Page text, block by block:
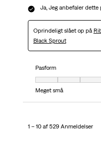
Ja, Jeg anbefaler dette
Oprindeligt slået op på
Black Sprout
Pasform
Meget små
1 – 10 af 529 Anmeldelser